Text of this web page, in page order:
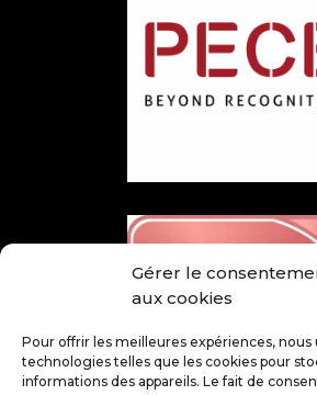
Gérer le
aux cookies
Pour offrir les meilleures expériences, nous
technologies telles que les cookies pour
informations des appareils. Le fait de